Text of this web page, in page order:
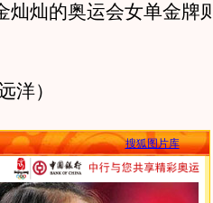
灿灿的奥运会女单金牌
）
搜狐图片库